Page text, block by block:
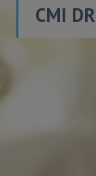
CMI